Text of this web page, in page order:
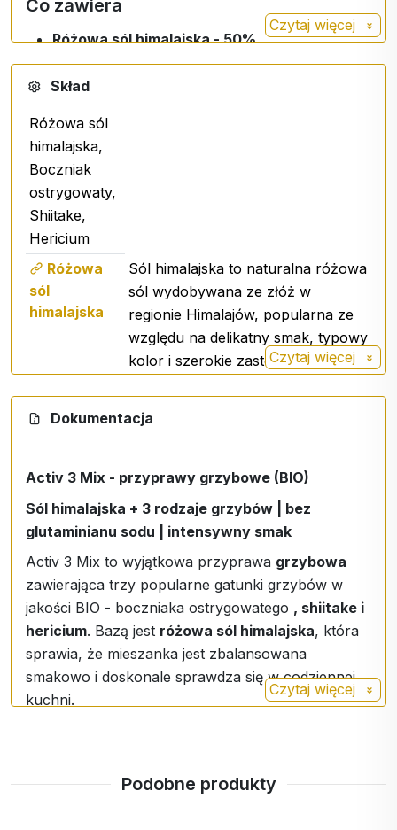
Co zawiera
Różowa sól himalajska - 50%
Organiczny boczniak ostrygowaty - 20%
Organiczny grzyb shiitake - 20%
Dlaczego to pokochasz
3 rodzaje grzybów w jednej mieszance
wyrazisty smak bez potrzeby stosowania
dodatkowych aromatów
nadaje się do codziennego gotowania
łatwe w użyciu zarówno w gorącej, jak i zimnej
kuchni
Organiczne składniki grzybowe
Doskonałe do:
sosów, risotto i makaronów
marynat i past do smarowania
roślin strączkowych i dodatków
Opakowanie
150 g
Czytaj więcej
Skład
Różowa sól
himalajska,
Boczniak
ostrygowaty,
Shiitake,
Hericium
Różowa
sól
himalajska
Sól himalajska to naturalna różowa
sól wydobywana ze złóż w
regionie Himalajów, popularna ze
względu na delikatny smak, typowy
kolor i szerokie zastosowanie w
Boczniak
Grzyb zawiera kilka przydatnych
substancją dla organizmu jest beta-
glukan.
Shiitake
Ma właściwości przeciwwirusowe,
przeciwbakteryjne i
przeciwgrzybicze.
Hericium
W chińskiej tradycji jest on
określany jako grzyb"mózgu i
mądrości", symbol jasności
umysłu, nauki i koncentracji, dzięki
czemu zajmuje szczególne miejsce
Czytaj więcej
Dokumentacja
Activ 3 Mix - przyprawy grzybowe (BIO)
Sól himalajska + 3 rodzaje grzybów | bez
glutaminianu sodu | intensywny smak
Activ 3 Mix to wyjątkowa przyprawa grzybowa
zawierająca trzy popularne gatunki grzybów w
jakości BIO - boczniaka ostrygowatego , shiitake i
hericium. Bazą jest różowa sól himalajska, która
sprawia, że mieszanka jest zbalansowana
smakowo i doskonale sprawdza się w codziennej
kuchni.
proste doprawianie potraw - bez zbędnych
Czytaj więcej
Podobne produkty